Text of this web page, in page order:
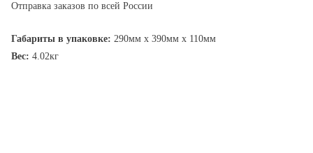
Отправка заказов по всей России
Габариты в упаковке: 290мм x 390мм x 110мм
Вес: 4.02кг